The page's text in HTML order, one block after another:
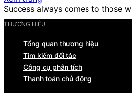
Success always comes to those
THƯƠNG HIỆU
Tổng quan thương hiệu
Tìm kiếm đối tác
Công cụ phân tích
Thanh toán chủ động